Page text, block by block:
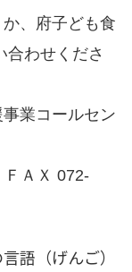
、府子ども食
合わせくださ
業コールセン
ＡＸ 072‐
語（げんご）